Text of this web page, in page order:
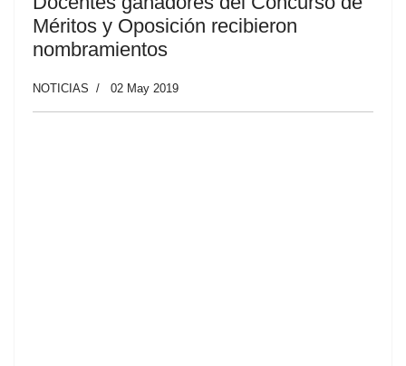
Méritos y Oposición recibieron
nombramientos
NOTICIAS 02 May 2019